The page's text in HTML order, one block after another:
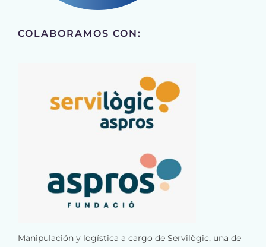
COLABORAMOS CON:
Manipulación y logística a cargo de Servilògic, una de